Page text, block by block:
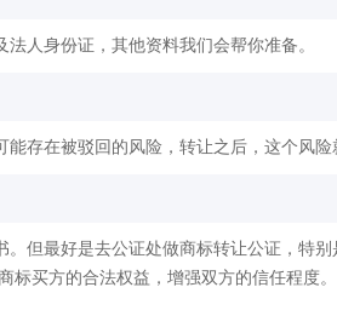
人身份证，其他资料我们会帮你准备。
存在被驳回的风险，转让之后，这个风险
但最好是去公证处做商标转让公证，特
标买方的合法权益，增强双方的信任程度。